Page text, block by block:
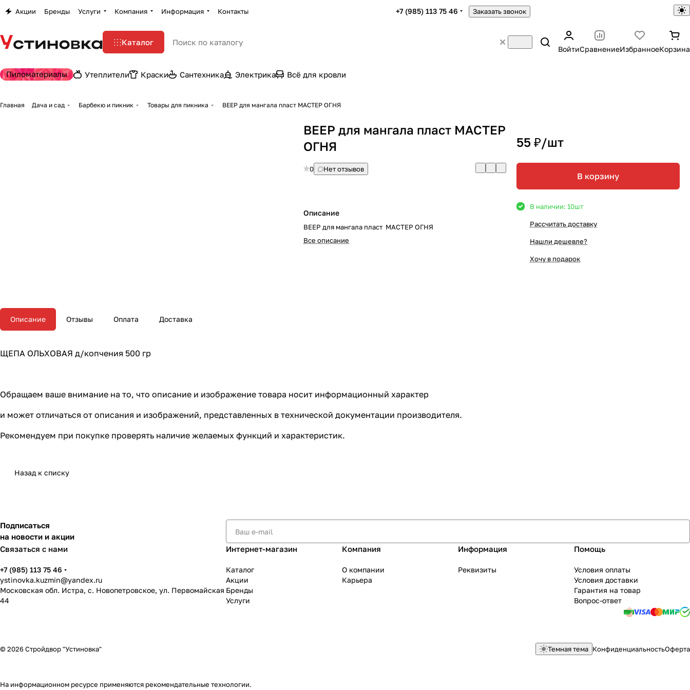
Акции Бренды Услуги Компания Информация Контакты +7 (985) 113 75 46 Заказать звонок
Каталог
ВойтиСравнениеИзбранноеКорзина
Пиломатериалы Утеплители Краски Сантехника Электрика Всё для кровли
Главная Дача и сад Барбекю и пикник Товары для пикника ВЕЕР для мангала пласт МАСТЕР ОГНЯ
ВЕЕР для мангала пласт МАСТЕР
ОГНЯ
0 Нет отзывов
Описание
ВЕЕР для мангала пласт МАСТЕР ОГНЯ
Все описание
55 ₽/шт
В корзину
В наличии: 10шт
Рассчитать доставку
Нашли дешевле?
Хочу в подарок
Описание Отзывы Оплата Доставка
ЩЕПА ОЛЬХОВАЯ д/копчения 500 гр
Обращаем ваше внимание на то, что описание и изображение товара носит информационный характер
и может отличаться от описания и изображений, представленных в технической документации производителя.
Рекомендуем при покупке проверять наличие желаемых функций и характеристик.
Назад к списку
Подписаться
на новости и акции
Связаться с нами
+7 (985) 113 75 46
ystinovka.kuzmin@yandex.ru
Московская обл. Истра, с. Новопетровское, ул. Первомайская
44
Интернет-магазин
Каталог
Акции
Бренды
Услуги
Компания
О компании
Карьера
Информация
Реквизиты
Помощь
Условия оплаты
Условия доставки
Гарантия на товар
Вопрос-ответ
© 2026 Стройдвор "Устиновка" Темная тема КонфиденциальностьОферта
На информационном ресурсе применяются рекомендательные технологии.